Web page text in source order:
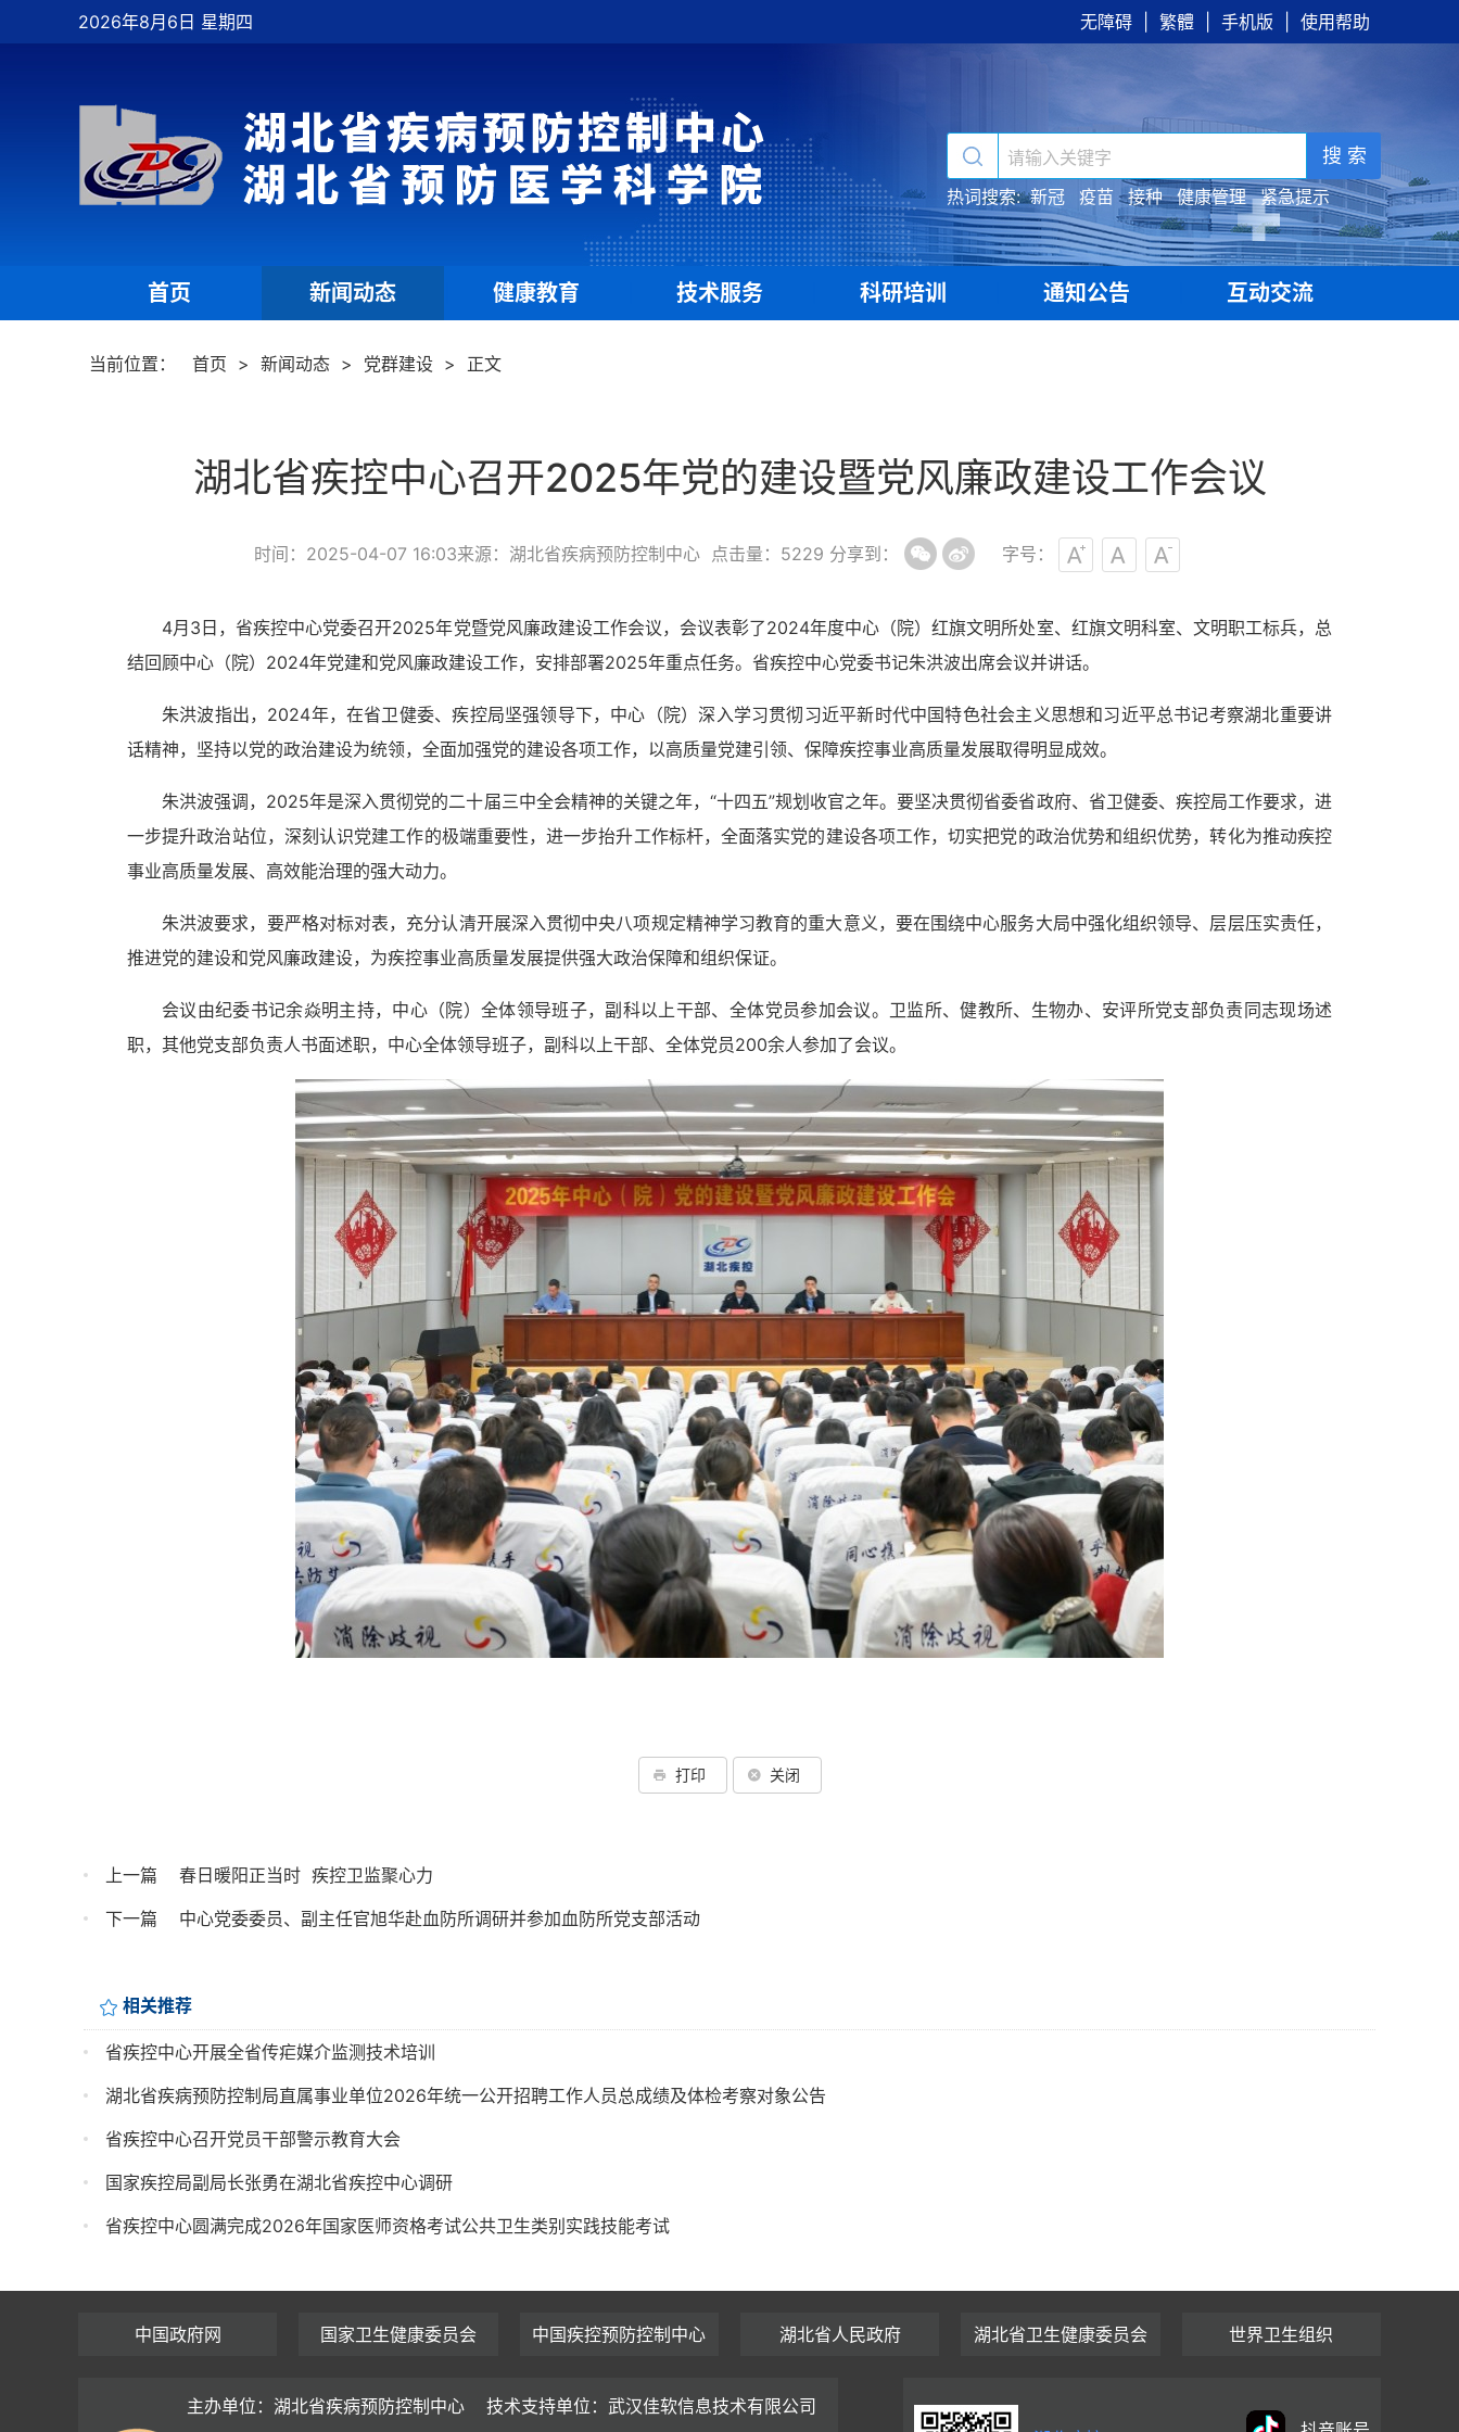
2026年8月6日 星期四 无障碍 繁體 手机版 使用帮助
搜 索
热词搜索: 新冠 疫苗 接种 健康管理 紧急提示
首页 新闻动态 健康教育 技术服务 科研培训 通知公告 互动交流
当前位置： 首页 > 新闻动态 > 党群建设 > 正文
湖北省疾控中心召开2025年党的建设暨党风廉政建设工作会议
时间：2025-04-07 16:03来源：湖北省疾病预防控制中心 点击量： 5229 分享到： 字号：
4月3日，省疾控中心党委召开2025年党暨党风廉政建设工作会议，会议表彰了2024年度中心（院）红旗文明所处室、红旗文明科室、文明职工标兵， 总
结回顾中心（院） 2024年党建和党风廉政建设工作，安排部署2025年重点任务。省疾控中心党委书记朱洪波出席会议并讲话。
朱洪波指出， 2024年，在省卫健委、疾控局坚强领导下，中心（院）深入学习贯彻习近平新时代中国特色社会主义思想和习近平总书记考察湖北重要讲
话精神，坚持以党的政治建设为统领，全面加强党的建设各项工作，以高质量党建引领、保障疾控事业高质量发展取得明显成效。
朱洪波强调， 2025年是深入贯彻党的二十届三中全会精神的关键之年，“十四五”规划收官之年。要坚决贯彻省委省政府、省卫健委、疾控局工作要求，进
一步提升政治站位，深刻认识党建工作的极端重要性，进一步抬升工作标杆，全面落实党的建设各项工作，切实把党的政治优势和组织优势，转化为推动疾控
事业高质量发展、高效能治理的强大动力。
朱洪波要求，要严格对标对表，充分认清开展深入贯彻中央八项规定精神学习教育的重大意义，要在围绕中心服务大局中强化组织领导、层层压实责任，
推进党的建设和党风廉政建设，为疾控事业高质量发展提供强大政治保障和组织保证。
会议由纪委书记余焱明主持，中心（院）全体领导班子，副科以上干部、全体党员参加会议。卫监所、健教所、生物办、安评所党支部负责同志现场述
职，其他党支部负责人书面述职，中心全体领导班子，副科以上干部、全体党员200余人参加了会议。
打印 关闭
上一篇
春日暖阳正当时  疾控卫监聚心力
下一篇
中心党委委员、副主任官旭华赴血防所调研并参加血防所党支部活动
相关推荐
省疾控中心开展全省传疟媒介监测技术培训
湖北省疾病预防控制局直属事业单位2026年统一公开招聘工作人员总成绩及体检考察对象公告
省疾控中心召开党员干部警示教育大会
国家疾控局副局长张勇在湖北省疾控中心调研
省疾控中心圆满完成2026年国家医师资格考试公共卫生类别实践技能考试
中国政府网 国家卫生健康委员会 中国疾控预防控制中心 湖北省人民政府 湖北省卫生健康委员会 世界卫生组织
主办单位：湖北省疾病预防控制中心
技术支持单位：武汉佳软信息技术有限公司